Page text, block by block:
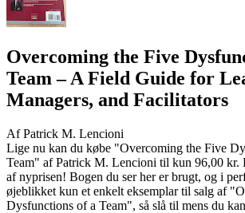
Overcoming the Five
Team– A Field Guide for
Managers, and Facilitators
AfPatrick M. Lencioni
Lige nu kan du købe "Overcoming the Five
Team" af Patrick M. Lencioni til kun 96,00 kr.
af nyprisen! Bogen du ser her er brugt, og i
øjeblikket kun et enkelt eksemplar til salg af
Dysfunctions of a Team", så slå til mens du